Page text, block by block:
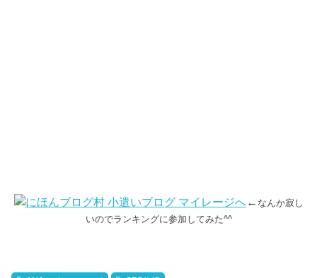
← なんか寂し
いのでランキングに参加してみた^^